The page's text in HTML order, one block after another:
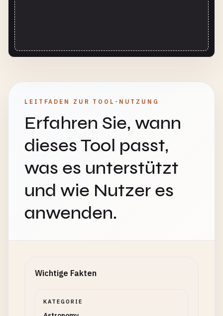
LEITFADEN ZUR TOOL-NUTZUNG
Erfahren Sie, wann
dieses Tool passt,
was es unterstützt
und wie Nutzer es
anwenden.
Wichtige Fakten
KATEGORIE